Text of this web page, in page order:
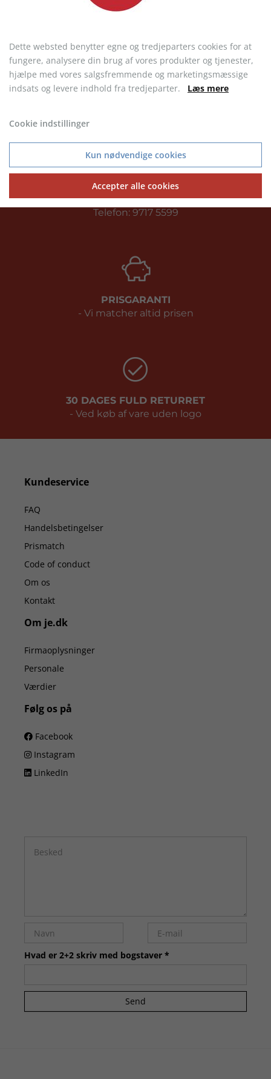
fra 16,92 kr.
KONTAKT KUNDESERVICE
Telefon: 9717 5599
PRISGARANTI
- Vi matcher altid prisen
30 DAGES FULD RETURRET
- Ved køb af vare uden logo
Kundeservice
FAQ
Handelsbetingelser
Prismatch
Code of conduct
Om os
Kontakt
Om je.dk
Firmaoplysninger
Personale
Værdier
Følg os på
Facebook
Instagram
LinkedIn
Hvad er 2+2 skriv med bogstaver *
Send
Dette websted benytter egne og tredjeparters cookies for at
fungere, analysere din brug af vores produkter og tjenester,
hjælpe med vores salgsfremmende og marketingsmæssige
indsats og levere indhold fra tredjeparter. Læs mere
Cookie indstillinger
Kun nødvendige cookies
Accepter alle cookies